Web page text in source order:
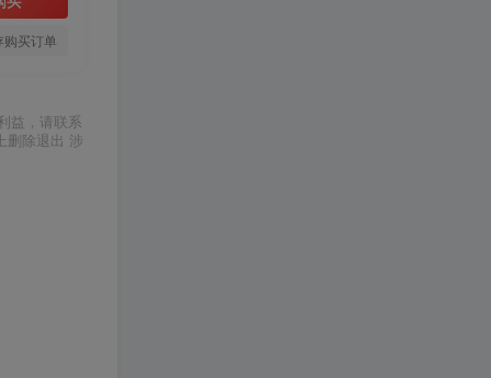
买订单
益，请联系
删除退出 涉